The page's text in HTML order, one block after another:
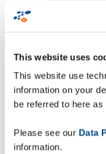
This website uses
This website use
information on your
be referred to here as
Please see our Data
information.
het
Maier